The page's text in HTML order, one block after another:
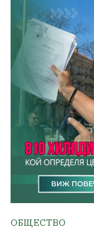
ОБЩЕСТВО